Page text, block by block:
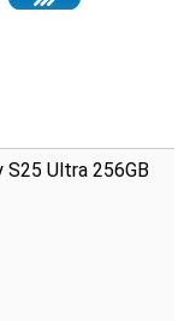
kunt zonder opladen.
razendsnel op
apparaten optimaal
S25 Ultra
in je
nieuwe toestel
je met één tik op
S25 Ultra 256GB